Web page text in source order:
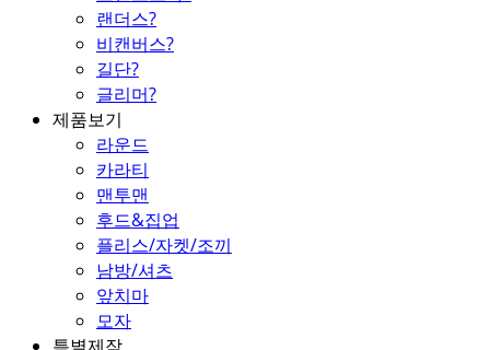
랜더스?
비캔버스?
길단?
글리머?
제품보기
라운드
카라티
맨투맨
후드&집업
플리스/자켓/조끼
남방/셔츠
앞치마
모자